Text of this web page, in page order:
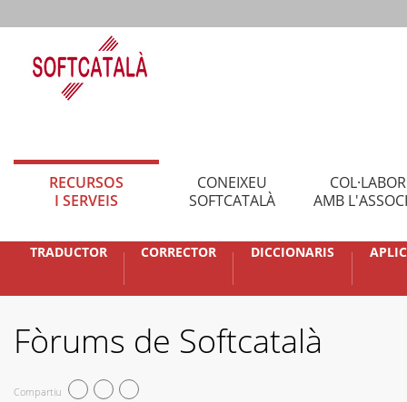
RECURSOS
I SERVEIS
CONEIXEU
SOFTCATALÀ
AMB
TRADUCTOR CORRECTOR DICCIONARIS
Fòrums de Softcatalà
Compartiu